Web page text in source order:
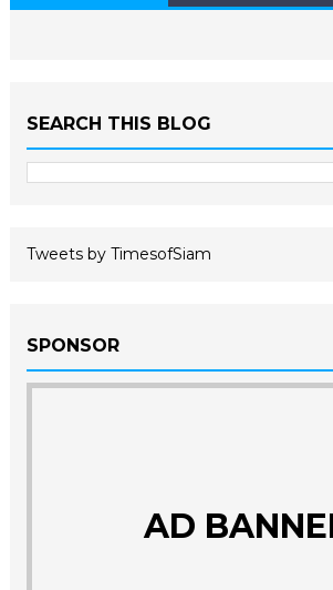
SEARCH THIS BLOG
Tweets by TimesofSiam
SPONSOR
AD